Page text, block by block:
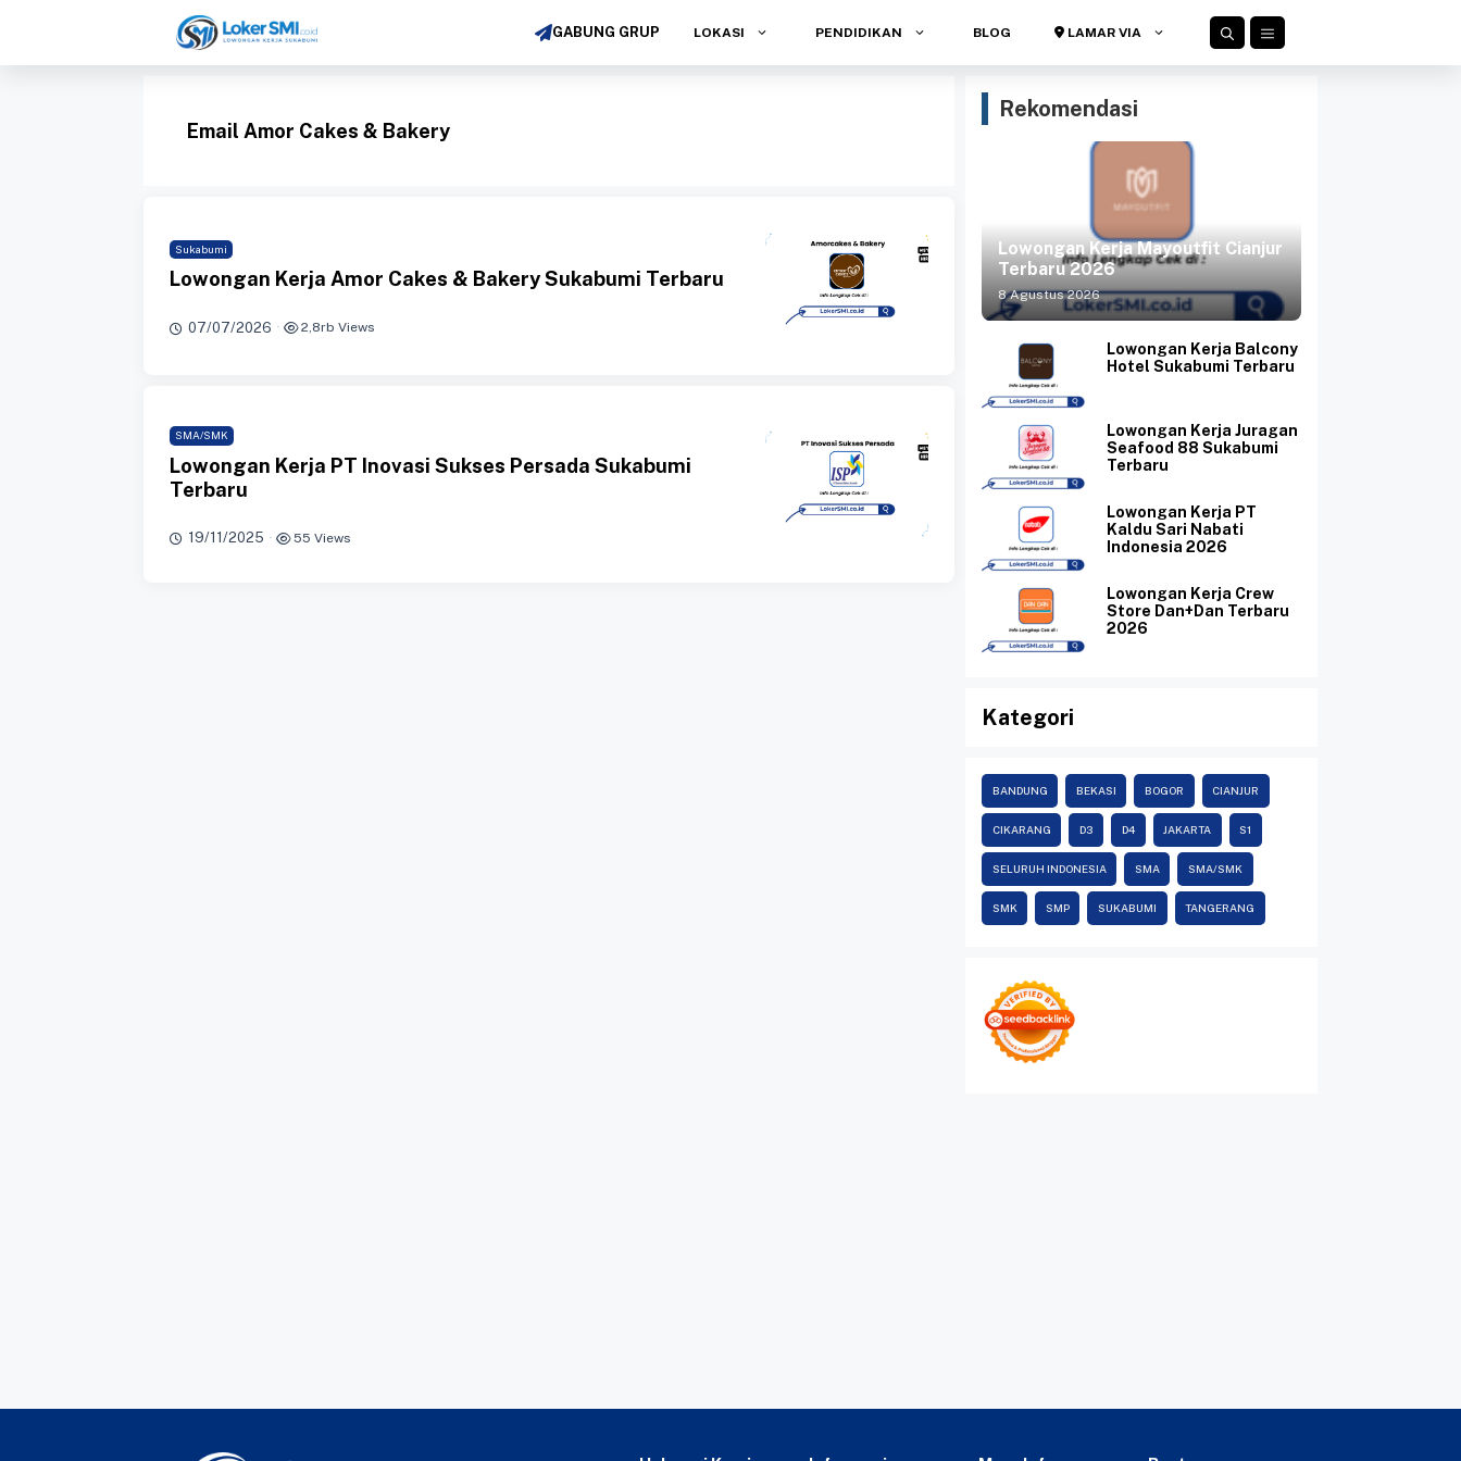
isi
GABUNG GRUP LOKASI PENDIDIKAN BLOG LAMAR VIA
Email Amor Cakes & Bakery
Sukabumi
Lowongan Kerja Amor Cakes & Bakery Sukabumi Terbaru
07/07/2026 · 2,8rb Views
SMA/SMK
Lowongan Kerja PT Inovasi Sukses Persada Sukabumi
Terbaru
19/11/2025 · 55 Views
Rekomendasi
Lowongan Kerja Mayoutfit Cianjur
Terbaru 2026
8 Agustus 2026
Lowongan Kerja Balcony
Hotel Sukabumi Terbaru
Lowongan Kerja Juragan
Seafood 88 Sukabumi
Terbaru
Lowongan Kerja PT
Kaldu Sari Nabati
Indonesia 2026
Lowongan Kerja Crew
Store Dan+Dan Terbaru
2026
Kategori
BANDUNG BEKASI BOGOR CIANJUR
CIKARANG D3 D4 JAKARTA S1
SELURUH INDONESIA SMA SMA/SMK
SMK SMP SUKABUMI TANGERANG